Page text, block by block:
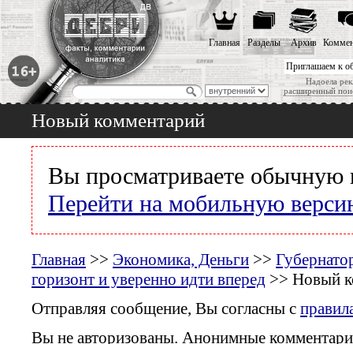
Приглашаем к
Надоела
расширенный
Главная Разделы Архив
Новый комментарий
Вы просматриваете обычную
Перейти на мобильную
Главная >> Экономика, Деньги >>
горизонт и уверенно идти вперед >> Новый
Отправляя сообщение, Вы согласны с
Вы не авторизованы. Анонимные